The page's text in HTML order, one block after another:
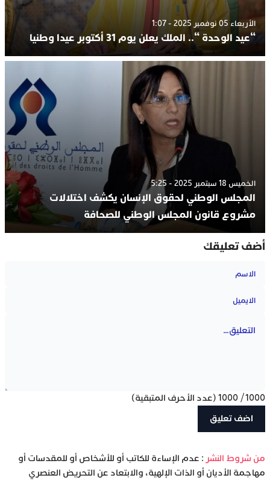
الأربعاء 05 نوفمبر 2025 - 1:07
“عيد الوحدة “.. الملك يعلن يوم 31 أكتوبر عيدا وطنيا
الخميس 18 سبتمبر 2025 - 5:25
المجلس الوطني لحقوق الإنسان يكشف اختلالات
مشروع قانون المجلس الوطني للصحافة
أضف تعليقك
1000
/
1000 (عدد الأحرف المتبقية)
‫من شروط النشر : عدم الإساءة للكاتب أو للأشخاص أو للمقدسات أو
مهاجمة الأديان أو الذات الإلهية، والابتعاد عن التحريض العنصري